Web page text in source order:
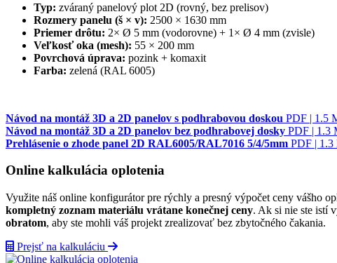
Typ: zváraný panelový plot 2D (rovný, bez prelisov)
Rozmery panelu (š × v): 2500 × 1630 mm
Priemer drôtu: 2× Ø 5 mm (vodorovne) + 1× Ø 4 mm (zvisle)
Veľkosť oka (mesh): 55 × 200 mm
Povrchová úprava: pozink + komaxit
Farba: zelená (RAL 6005)
Návod na montáž 3D a 2D panelov s podhrabovou doskou PDF | 1.5
Návod na montáž 3D a 2D panelov bez podhrabovej dosky PDF | 1.3
Prehlásenie o zhode panel 2D RAL6005/RAL7016 5/4/5mm PDF | 1.3
Online kalkulácia oplotenia
Využite náš online konfigurátor pre rýchly a presný výpočet ceny vášho
kompletný zoznam materiálu vrátane konečnej ceny. Ak si nie ste istí
obratom, aby ste mohli váš projekt zrealizovať bez zbytočného čakania.
Prejsť na kalkuláciu